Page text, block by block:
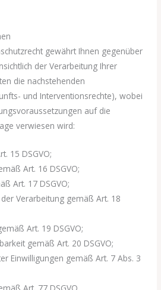
gewährt Ihnen gegenüber
der Verarbeitung Ihrer
die nachstehenden
und Interventionsrechte), wobei
auf die
verwiesen wird:
15 DSGVO;
Art. 16 DSGVO;
Art. 17 DSGVO;
Verarbeitung gemäß Art. 18
Art. 19 DSGVO;
gemäß Art. 20 DSGVO;
Einwilligungen gemäß Art. 7 Abs. 3